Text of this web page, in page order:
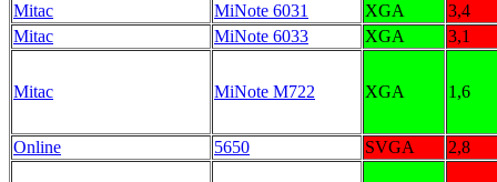
Mitac
MiNote 6031 XGA
3,4
Mitac
MiNote 6033 XGA 3,1
Mitac MiNote M722 XGA 1,6
Online 5650 SVGA 2,8